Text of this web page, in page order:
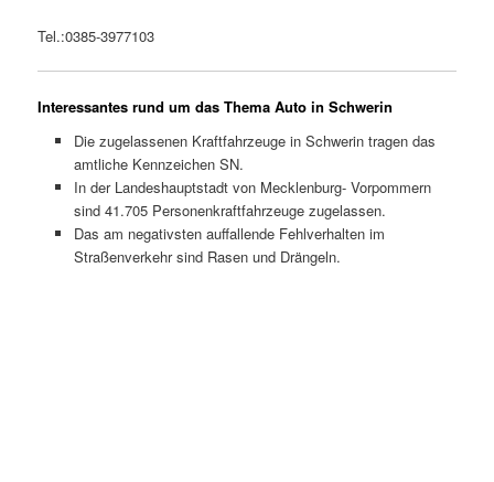
Tel.:0385-3977103
Interessantes rund um das Thema Auto in Schwerin
Die zugelassenen Kraftfahrzeuge in Schwerin tragen das
amtliche Kennzeichen SN.
In der Landeshauptstadt von Mecklenburg- Vorpommern
sind 41.705 Personenkraftfahrzeuge zugelassen.
Das am negativsten auffallende Fehlverhalten im
Straßenverkehr sind Rasen und Drängeln.